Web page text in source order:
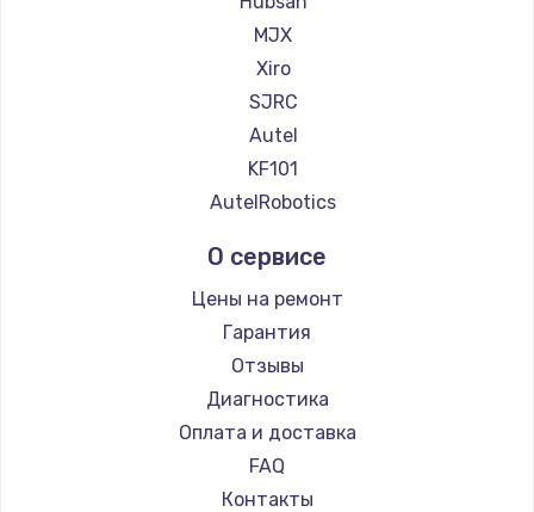
MJX
Xiro
SJRC
Autel
KF101
AutelRobotics
О сервисе
Цены на ремонт
Гарантия
Отзывы
Диагностика
Оплата и доставка
FAQ
Контакты